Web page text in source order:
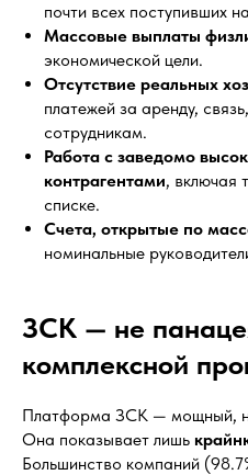
почти всех поступивших
Массовые выплаты
экономической цели.
Отсутствие реальных
платежей за аренду,
сотрудникам.
Работа с заведомо
контрагентами, включая
списке.
Счета, открытые по
номинальные
ЗСК — не
комплексной
Платформа ЗСК — мощный,
Она показывает лишь
Большинство компаний